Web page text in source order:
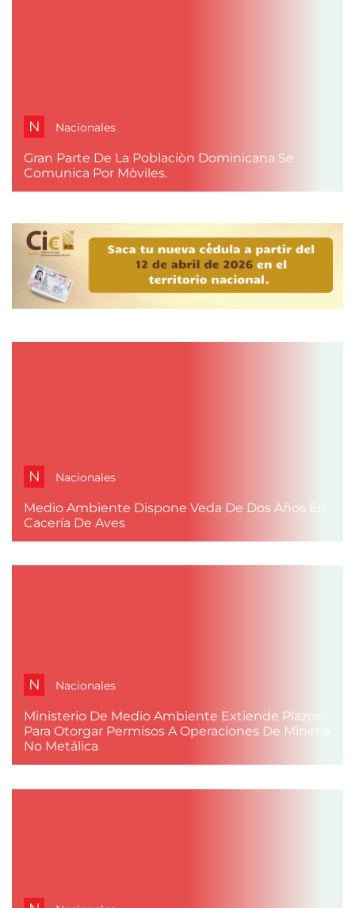
N Nacionales
Gran Parte De La Poblaciòn Dominicana Se
Comunica Por Mòviles.
N Nacionales
Medio Ambiente Dispone Veda De Dos Años En
Cacería De Aves
N Nacionales
Ministerio De Medio Ambiente Extiende Plazos
Para Otorgar Permisos A Operaciones De Minería
No Metálica